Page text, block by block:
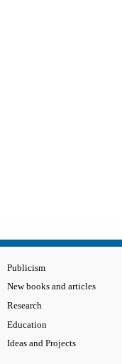
Publicism
New books and articles
Research
Education
Ideas and Projects